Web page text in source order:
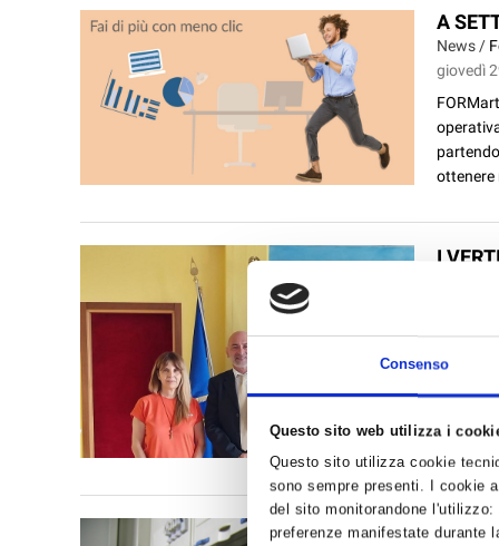
Consenso
Questo sito web utilizza i
Questo sito utilizza cookie
sono sempre presenti. I cookie
del sito monitorandone
preferenze manifestate durante
A
News /
giovedì
ottenere
I
I vertici